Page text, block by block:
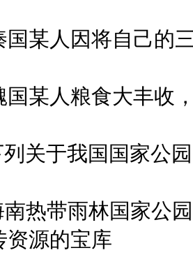
人因将自己的三
人粮食大丰收，
于我国国家公园
带雨林国家公园
资源的宝库